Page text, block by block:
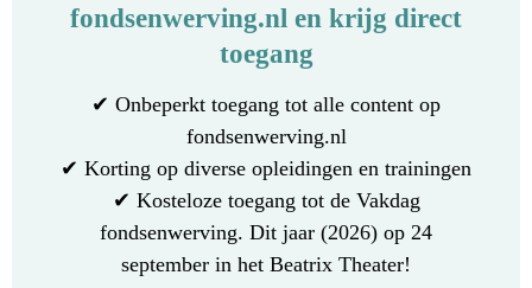
fondsenwerving.nl en krijg direct
toegang
✔ Onbeperkt toegang tot alle content op
fondsenwerving.nl
✔ Korting op diverse opleidingen en trainingen
✔ Kosteloze toegang tot de Vakdag
fondsenwerving. Dit jaar (2026) op 24
september in het Beatrix Theater!